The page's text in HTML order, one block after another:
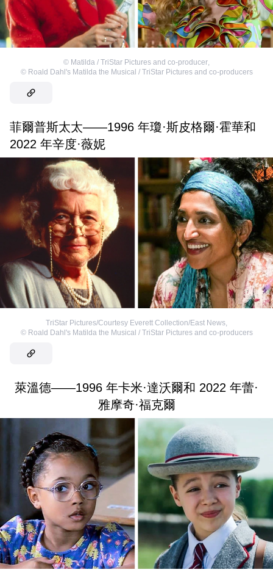
© Matilda / TriStar Pictures and co-producer,
© Roald Dahl's Matilda the Musical / TriStar Pictures and co-producers
菲爾普斯太太——1996 年瓊·斯皮格爾·霍華和
2022 年辛度·薇妮
TriStar Pictures/Courtesy Everett Collection/East News,
© Roald Dahl's Matilda the Musical / TriStar Pictures and co-producers
萊溫德——1996 年卡米·達沃爾和 2022 年蕾·
雅摩奇·福克爾